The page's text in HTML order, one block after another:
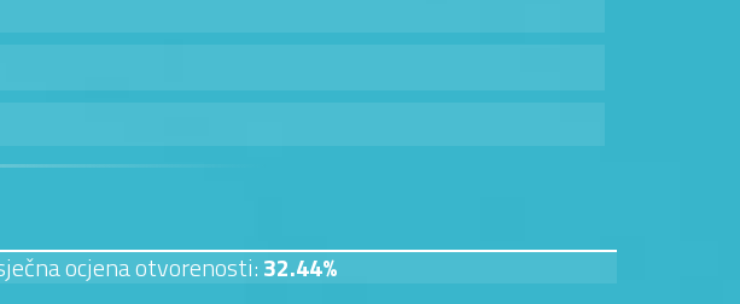
ocjena otvorenosti:32.44%